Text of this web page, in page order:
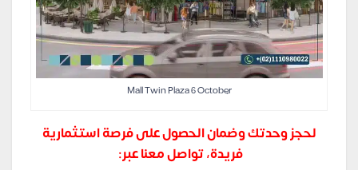
Mall Twin Plaza 6 October
لحجز وحدتك وضمان الحصول على فرصة استثمارية
فريدة، تواصل معنا عبر: